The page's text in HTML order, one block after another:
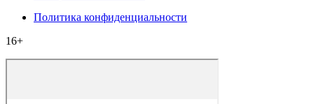
Политика конфиденциальности
16+